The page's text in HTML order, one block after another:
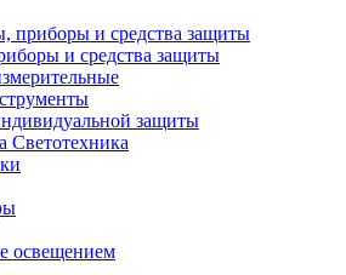
и средства защиты
защиты
Светотехника
освещением